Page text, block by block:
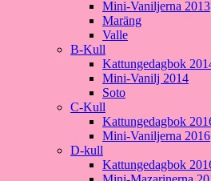
Mini-Vaniljerna 2013
Maräng
Valle
B-Kull
Kattungedagbok
Mini-Vanilj 2014
Soto
C-Kull
Kattungedagbok
Mini-Vaniljerna 2016
D-kull
Kattungedagbok